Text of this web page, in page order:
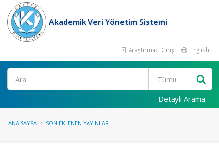
Akademik Veri Yönetim Sistemi
Araştırmacı Girişi English
Ara
Detaylı Arama
ANA SAYFA SON EKLENEN YAYINLAR